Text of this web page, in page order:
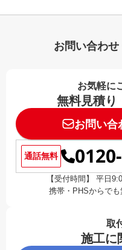
お問い合わ
お気軽に
無料見積り
お問い合
通話無料
【受付時間】 平日
携帯・PHSからでも
取
施工に